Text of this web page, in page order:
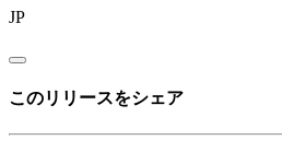
JP
このリリースをシェア